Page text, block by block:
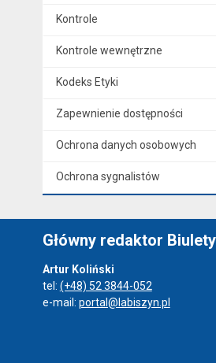
Kontrole
Kontrole wewnętrzne
Kodeks Etyki
Zapewnienie dostępności
Ochrona danych osobowych
Ochrona sygnalistów
Główny redaktor
Artur Koliński
tel: (+48) 52 3844-052
e-mail: portal@labiszyn.pl